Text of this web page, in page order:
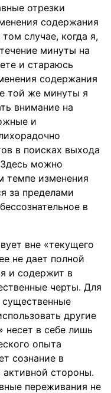
отрезки
содержания
случае, когда я,
минуты на
и стараюсь
содержания
той же минуты я
внимание на
и
в поисках выхода
можно
темпе изменения
за пределами
в
вне «текущего
не дает полной
и содержит в
черты. Для
существенные
другие
несет в себе лишь
опыта
сознание в
стороны.
переживания не